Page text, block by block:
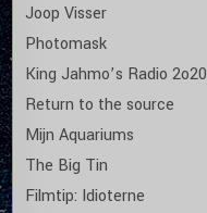
Joop Visser
Photomask
King Jahmo’s Radio 2o20
Return to the source
Mijn Aquariums
The Big Tin
Filmtip: Idioterne